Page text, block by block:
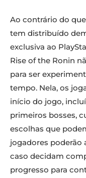
Ao contrário do
tem distribuído
exclusiva ao
Rise of the Ronin
para ser
tempo. Nela, os
início do jogo,
primeiros bosses,
escolhas que
jogadores poderão
caso decidam
progresso para